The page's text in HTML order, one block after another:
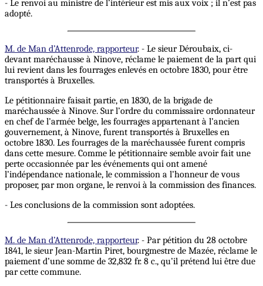
- Le renvoi au ministre de l’intérieur est mis aux voix ; il n’est pas
adopté.
M. de Man d’Attenrode, rapporteur. - Le sieur Déroubaix, ci-
devant maréchausse à Ninove, réclame le paiement de la part qui
lui revient dans les fourrages enlevés en octobre 1830, pour être
transportés à Bruxelles.
Le pétitionnaire faisait partie, en 1830, de la brigade de
maréchaussée à Ninove. Sur l’ordre du commissaire ordonnateur
en chef de l’armée belge, les fourrages appartenant à l’ancien
gouvernement, à Ninove, furent transportés à Bruxelles en
octobre 1830. Les fourrages de la maréchaussée furent compris
dans cette mesure. Comme le pétitionnaire semble avoir fait une
perte occasionnée par les événements qui ont amené
l’indépendance nationale, le commission a l’honneur de vous
proposer, par mon organe, le renvoi à la commission des finances.
- Les conclusions de la commission sont adoptées.
M. de Man d’Attenrode, rapporteur. - Par pétition du 28 octobre
1841, le sieur Jean-Martin Piret, bourgmestre de Mazée, réclame le
paiement d’une somme de 32,832 fr. 8 c., qu’il prétend lui être due
par cette commune.